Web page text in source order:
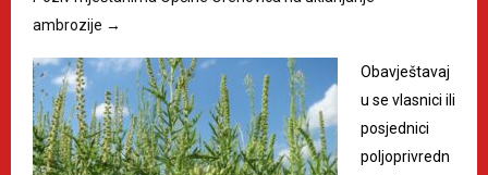
ambrozije →
Obavještavaj
u se vlasnici ili
posjednici
poljoprivredn